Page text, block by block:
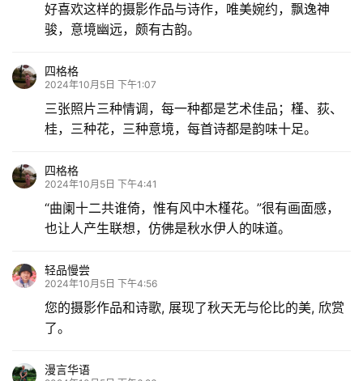
好喜欢这样的摄影作品与诗作，唯美婉约，飘逸神
骏，意境幽远，颇有古韵。
四格格
2024年10月5日 下午1:07
三张照片三种情调，每一种都是艺术佳品；槿、荻、
桂，三种花，三种意境，每首诗都是韵味十足。
四格格
2024年10月5日 下午4:41
“曲阑十二共谁倚，惟有风中木槿花。”很有画面感，
也让人产生联想，仿佛是秋水伊人的味道。
轻品慢尝
2024年10月5日 下午4:56
您的摄影作品和诗歌, 展现了秋天无与伦比的美, 欣赏
了。
漫言华语